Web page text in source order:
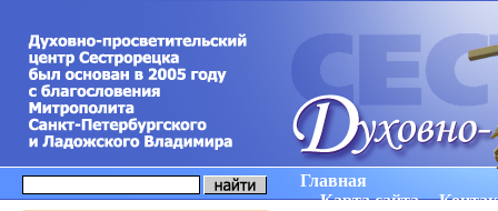
Главная
Карта сайта